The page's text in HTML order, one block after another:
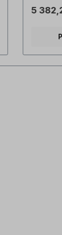
lišty
5